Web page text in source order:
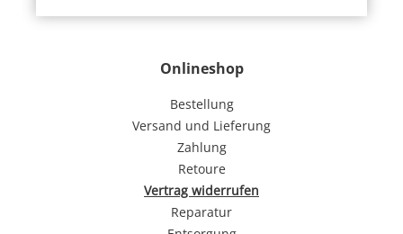
Onlineshop
Bestellung
Versand und Lieferung
Zahlung
Retoure
Vertrag widerrufen
Reparatur